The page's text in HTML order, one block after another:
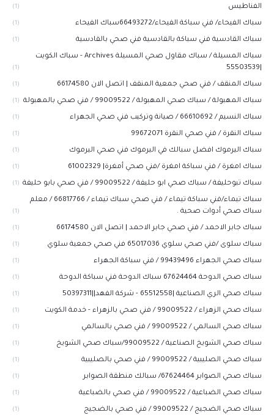
الفناطيس
(1)
سباك الفيحاء/ فني سباكة الفيحاء/66493272سباك الفيحاء (1)
سباك القادسية فني سباكة بالقادسية فني صحي بالقادسية (1)
سباك المسيلة / سباك مقاول صحي المسيلة Archives - سباك الكويت
(1)
سباك المنقف / فني صحي جمعية المنقف | اتصل الان 66174580 (1)
سباك المهبولة / سباك صحي المهبولة / 99009522 / فني صحي بالمهبولة (1)
سباك النسيم / 66610692 / صيانة وتركيب فني صحي الجهراء (1)
سباك النقرة / فني صحي النقرة 99672071 (1)
سباك اليرموك افضل سبالك في اليرموك فني صحي اليرموك (1)
سباك امغرة / فني سباكة امغرة /فني صحي أمغرة| 61002329 (1)
سباك تبوحليفة / سباك صحي ابو حليفة / 99009522 / فني صحي بابو حليفة (1)
سباك تيماء/فني سباكة تيماء / فني صحي سباك تيماء / 66817766 / معلم
سباك صحي أدوات صحية .
(1)
سباك جابر الاحمد / فني صحي جابر الاحمد | اتصل الان 66174580 (1)
سباك سلوى /فني صحي سلوي 65017036 فني صحي جمعية سلوي (1)
سباك صحي الجهراء 99439496 / فني سباكة الجهراء (1)
سباك صحي الدوحة 67624464 سباك الدوحة فني سباكة الدوحة (1)
سباك صحي الري الصناعية |65512558 - شركة الفهد||50397311 (1)
سباك صحي الزهراء / 99009522 / فني صحي بالزهراء - خدمة الكويت (1)
سباك صحي السالمي / 99009522 / فني صحي بالسالمي (1)
سباك صحي الشويخ الصناعية / 99009522/سباك صحي الشويخ (1)
سباك صحي الصليبية / 99009522 / فني صحي بالصليبية (1)
سباك صحي الصوابر 67624464/ سبالك منطقة الصوابر (1)
سباك صحي الضباعية / 99009522 / فني صحي بالضباعية (1)
سباك صحي الضجيج / 99009522 / فني صحي بالضجيج (1)